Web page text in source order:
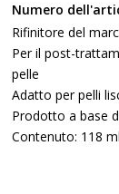
Numero
Rifinitore del
Per il post-
pelle
Adatto per pelli
Prodotto a base
Contenuto: 118 ml